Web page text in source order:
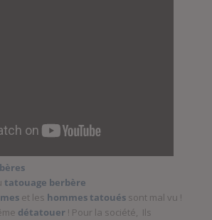
tatouage berbère
et les hommes tatouéssont mal vu !
détatouer! Pour la société, Ils